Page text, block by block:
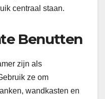
centraal staan.
Benutten
zijn als
ze om
wandkasten en